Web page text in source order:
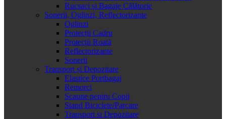
Rucsaci și Bagaje Călătorie
Sonerii, Oglinzi, Reflectorizante
Oglinzi
Protecții Cadru
Protecții Roată
Reflectorizante
Sonerii
Transport și Depozitare
Elastice Portbagaj
Remorci
Scaune pentru Copii
Stand Biciclete/Parcare
Transport si Depozitare